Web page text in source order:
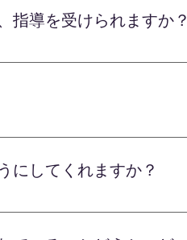
。 遠方に住む方や習い
レットをそのままご活用
きな魅力です。 お子様に
や習い事の多い方も、安
指導を受けられますか
は、毎回授業ごとに教
問題集や参考書をご提案
きな魅力です。 是非気軽
は、お子様一人ひとり
ます。 宿題の量や難易
師は、児童生徒一人ひと
して着実な学力アップを
にしてくれますか？
は、お子様一人ひとり